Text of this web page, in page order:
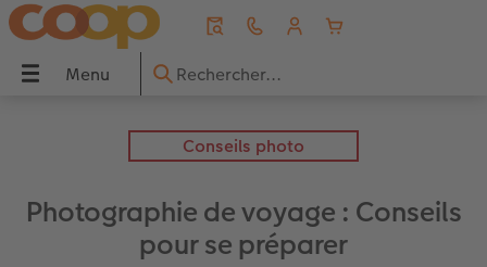
Menu
Menu
Formats
Tirages photo
Photo sur toile
Mariage
Puzzles photo
Coques Samsung
Calendriers muraux
Photos immédiates
pour grands-parents
Voyage & vacances
Conseils photo
Photographie de voyage : Conseils
pour se préparer